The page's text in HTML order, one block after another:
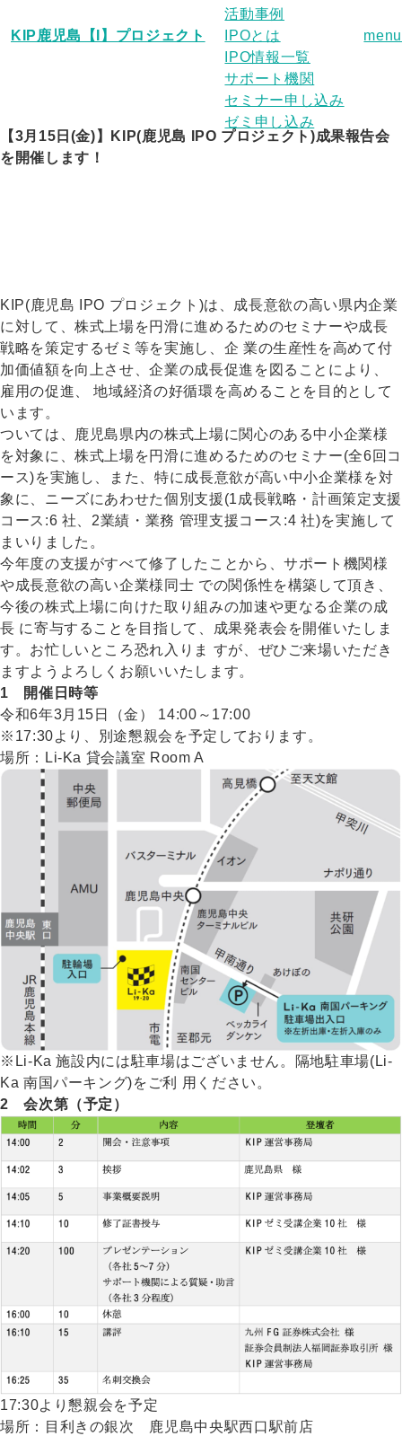
KIP鹿児島【I】プロジェクト
活動事例
IPOとは
IPO情報一覧
サポート機関
セミナー申し込み
ゼミ申し込み
menu
【3月15日(金)】KIP(鹿児島 IPO プロジェクト)成果報告会
を開催します！
KIP(鹿児島 IPO プロジェクト)は、成長意欲の高い県内企業
に対して、株式上場を円滑に進めるためのセミナーや成長
戦略を策定するゼミ等を実施し、企 業の生産性を高めて付
加価値額を向上させ、企業の成長促進を図ることにより、
雇用の促進、 地域経済の好循環を高めることを目的として
います。
ついては、鹿児島県内の株式上場に関心のある中小企業様
を対象に、株式上場を円滑に進めるためのセミナー(全6回コ
ース)を実施し、また、特に成長意欲が高い中小企業様を対
象に、ニーズにあわせた個別支援(1成長戦略・計画策定支援
コース:6 社、2業績・業務 管理支援コース:4 社)を実施して
まいりました。
今年度の支援がすべて修了したことから、サポート機関様
や成長意欲の高い企業様同士 での関係性を構築して頂き、
今後の株式上場に向けた取り組みの加速や更なる企業の成
長 に寄与することを目指して、成果発表会を開催いたしま
す。お忙しいところ恐れ入りま すが、ぜひご来場いただき
ますようよろしくお願いいたします。
1 開催日時等
令和6年3月15日（金） 14:00～17:00
※17:30より、別途懇親会を予定しております。
場所：Li-Ka 貸会議室 Room A
※Li-Ka 施設内には駐車場はございません。隔地駐車場(Li-
Ka 南国パーキング)をご利 用ください。
2 会次第（予定）
17:30より懇親会を予定
場所：目利きの銀次 鹿児島中央駅西口駅前店